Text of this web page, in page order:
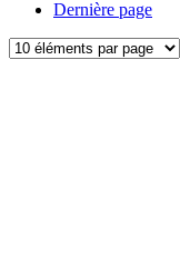
Dernière page